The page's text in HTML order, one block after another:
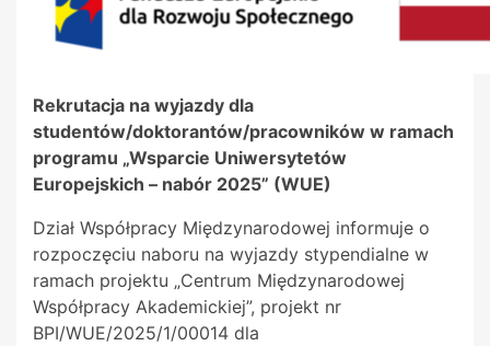
Rekrutacja na wyjazdy dla
studentów/doktorantów/pracowników w ramach
programu „Wsparcie Uniwersytetów
Europejskich – nabór 2025” (WUE)
Dział Współpracy Międzynarodowej informuje o
rozpoczęciu naboru na wyjazdy stypendialne w
ramach projektu „Centrum Międzynarodowej
Współpracy Akademickiej”, projekt nr
BPI/WUE/2025/1/00014 dla